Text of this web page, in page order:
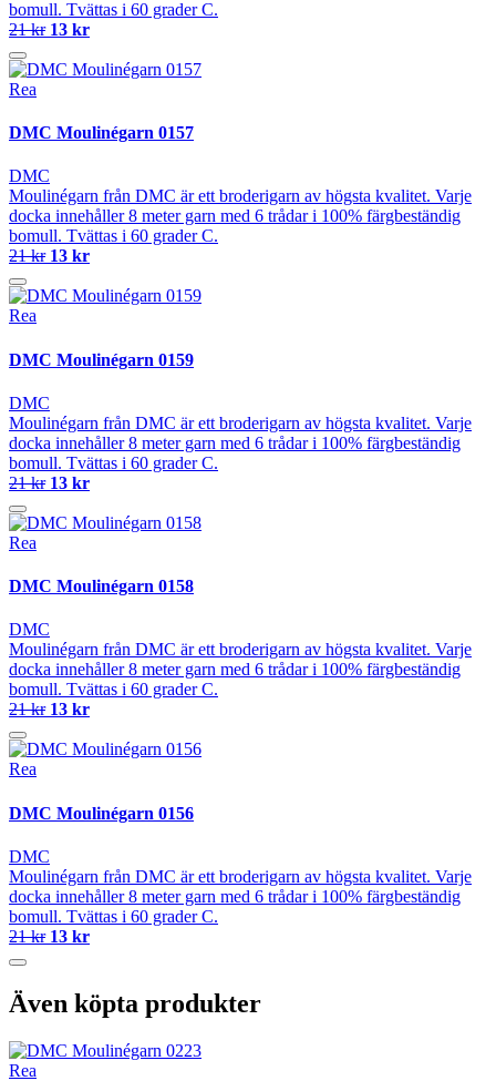
bomull. Tvättas i 60 grader C.
21 kr 13 kr
Rea
DMC Moulinégarn 0157
DMC
Moulinégarn från DMC är ett broderigarn av högsta kvalitet. Varje
docka innehåller 8 meter garn med 6 trådar i 100% färgbeständig
bomull. Tvättas i 60 grader C.
21 kr 13 kr
Rea
DMC Moulinégarn 0159
DMC
Moulinégarn från DMC är ett broderigarn av högsta kvalitet. Varje
docka innehåller 8 meter garn med 6 trådar i 100% färgbeständig
bomull. Tvättas i 60 grader C.
21 kr 13 kr
Rea
DMC Moulinégarn 0158
DMC
Moulinégarn från DMC är ett broderigarn av högsta kvalitet. Varje
docka innehåller 8 meter garn med 6 trådar i 100% färgbeständig
bomull. Tvättas i 60 grader C.
21 kr 13 kr
Rea
DMC Moulinégarn 0156
DMC
Moulinégarn från DMC är ett broderigarn av högsta kvalitet. Varje
docka innehåller 8 meter garn med 6 trådar i 100% färgbeständig
bomull. Tvättas i 60 grader C.
21 kr 13 kr
Även köpta produkter
Rea